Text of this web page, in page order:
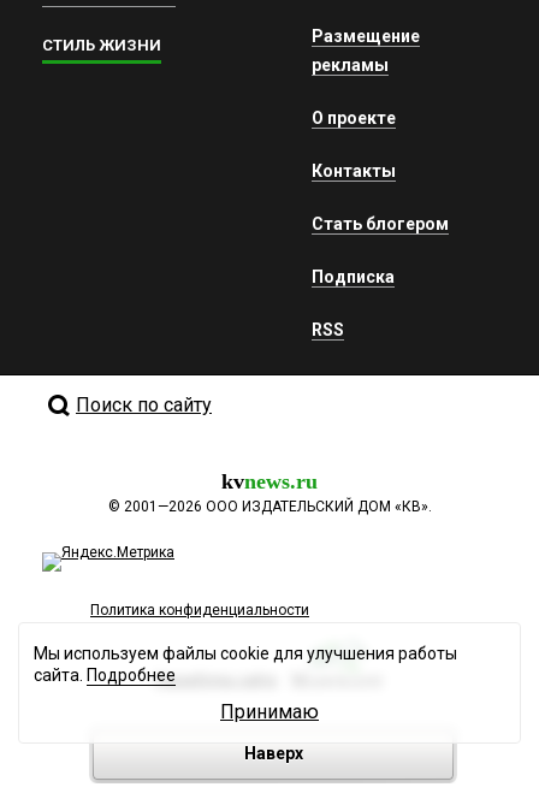
СТИЛЬ ЖИЗНИ
Размещение
рекламы
О проекте
Контакты
Стать блогером
Подписка
RSS
Поиск по сайту
kvnews.ru
© 2001—2026 ООО ИЗДАТЕЛЬСКИЙ ДОМ «КВ».
Политика конфиденциальности
Разработка сайта
Наверх
Мы используем файлы cookie для улучшения работы
сайта. Подробнее
Принимаю